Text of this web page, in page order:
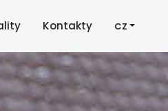
Kontakty CZ